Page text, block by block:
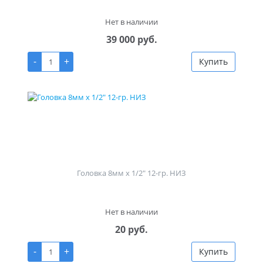
Нет в наличии
39 000 руб.
-
+ Купить
Головка 8мм х 1/2" 12-гр. НИЗ
Нет в наличии
20 руб.
-
+ Купить